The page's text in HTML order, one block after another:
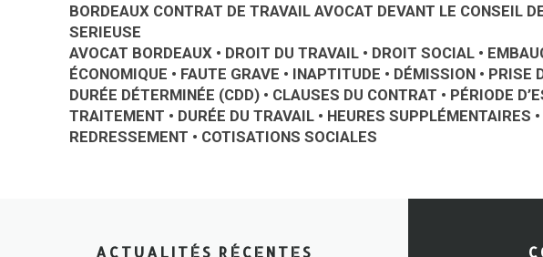
BORDEAUX CONTRAT DE TRAVAIL AVOCAT DEVANT LE CONSEIL
SERIEUSE
AVOCAT BORDEAUX • DROIT DU TRAVAIL • DROIT SOCIAL •
ÉCONOMIQUE • FAUTE GRAVE • INAPTITUDE • DÉMISSION • PRISE
DURÉE DÉTERMINÉE (CDD) • CLAUSES DU CONTRAT • PÉRIODE
TRAITEMENT • DURÉE DU TRAVAIL • HEURES SUPPLÉMENTAIRES
REDRESSEMENT • COTISATIONS SOCIALES
ACTUALITÉS RÉCENTES